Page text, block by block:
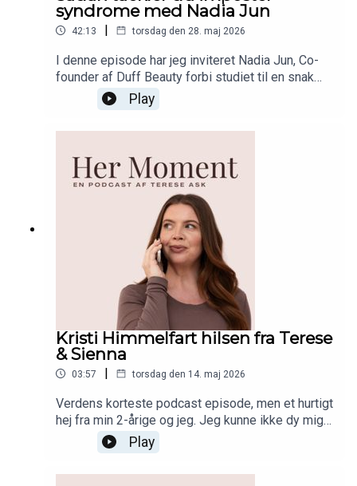
syndrome med Nadia Jun
42:13 | torsdag den 28. maj 2026
I denne episode har jeg inviteret Nadia Jun, Co-
founder af Duff Beauty forbi studiet til en snak
om 'imposter syndrome'. Nadia er et af de mest
selvsikre mennesker jeg kender, og i denne
episode deler hun sine tips til hvordan hun tackler
med! Tidligere episoder med Nadia:'Fightergen,
entrepreneurskab og førstegangsmor med Nadia
selfcare med Nadia Jun' udgivet 19. marts
2024Connect med Nadia:InstagramLinkedInSHOP
DUFFBEAUTY HER!
Play
Kristi Himmelfart hilsen fra Terese
& Sienna
03:57 | torsdag den 14. maj 2026
Verdens korteste podcast episode, men et hurtigt
hej fra min 2-årige og jeg. Jeg kunne ikke dy mig,
vi har haft den sjoveste ferie og fridag i dag. I
næste uge er Her Moment retur med en helt
almindelig episode. Kan I have en dejlig weekend
Play